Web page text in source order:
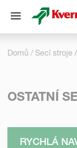
Domů Secí stroje
OSTATNÍ
RYCHLÁ
Panel pro správu